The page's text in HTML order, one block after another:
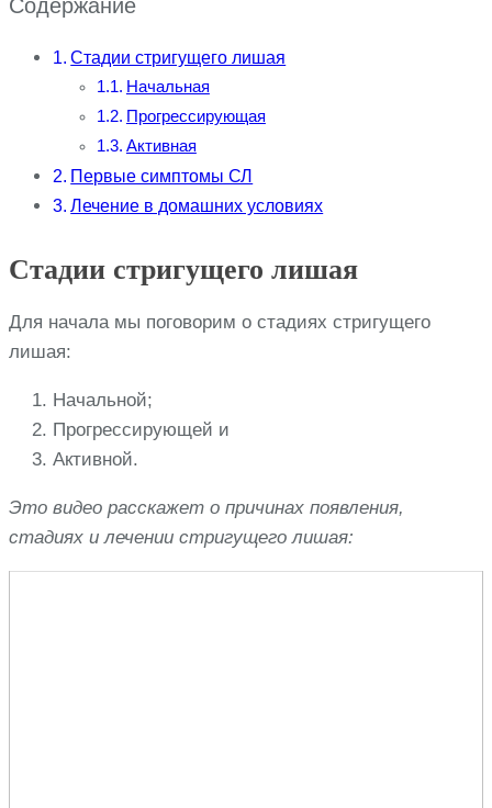
Содержание
Стадии стригущего лишая
Начальная
Прогрессирующая
Активная
Первые симптомы СЛ
Лечение в домашних условиях
Стадии стригущего лишая
Для начала мы поговорим о стадиях стригущего
лишая:
Начальной;
Прогрессирующей и
Активной.
Это видео расскажет о причинах появления,
стадиях и лечении стригущего лишая: